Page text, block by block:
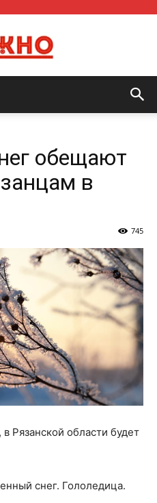
обещают
в
745
Рязанской области будет
снег. Гололедица.